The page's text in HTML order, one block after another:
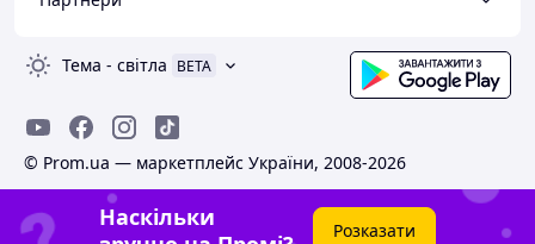
Тема - світла BETA
© Prom.ua — маркетплейс України, 2008-2026
Наскільки
Розказати